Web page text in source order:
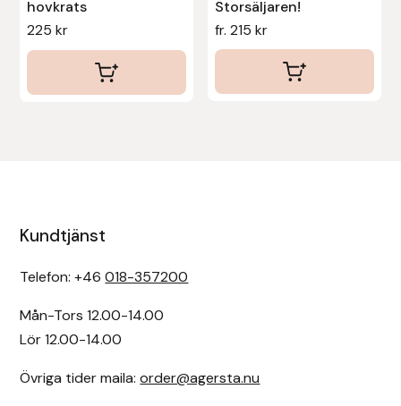
hovkrats
225kr
Storsäljaren!
fr. 215 kr
Kundtjänst
Telefon: +46018-357200
Mån-Tors 12.00-14.00
Lör 12.00-14.00
Övriga tider maila:order@agersta.nu